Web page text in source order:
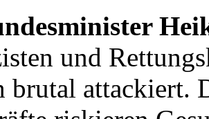
und
brutal attackiert.